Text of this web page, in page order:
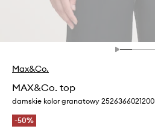
Max&Co.
MAX&Co. top
damskie kolor granatowy 2526366021200
-50%